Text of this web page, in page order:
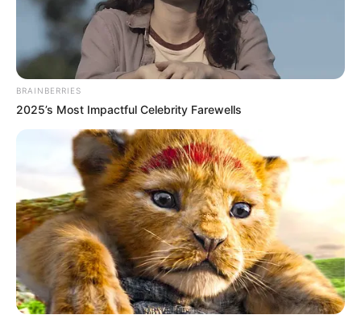
BRAINBERRIES
2025’s Most Impactful Celebrity Farewells